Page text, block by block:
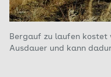
Bergauf zu laufen
Ausdauer und kann